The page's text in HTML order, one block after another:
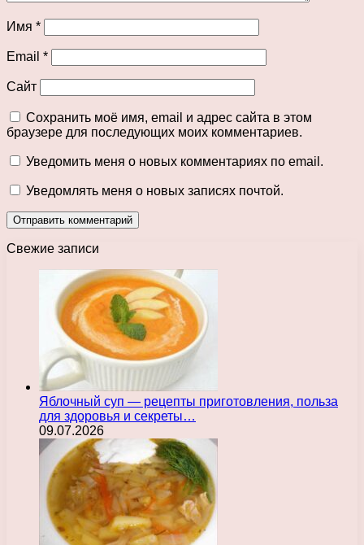
Имя *
Email *
Сайт
Сохранить моё имя, email и адрес сайта в этом
браузере для последующих моих комментариев.
Уведомить меня о новых комментариях по email.
Уведомлять меня о новых записях почтой.
Свежие записи
Яблочный суп — рецепты приготовления, польза
для здоровья и секреты…
09.07.2026